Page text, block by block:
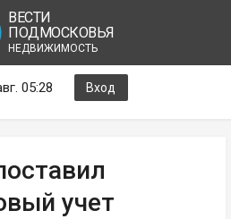
ВЕСТИ
ПОДМОСКОВЬЯ
НЕДВИЖИМОСТЬ
05:28 Вход
учет